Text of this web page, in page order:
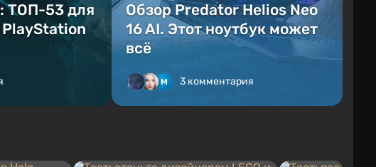
ТОП-53 для
Обзор Predator Helios Neo
16 AI. Этот ноутбук может
всё
3 комментария